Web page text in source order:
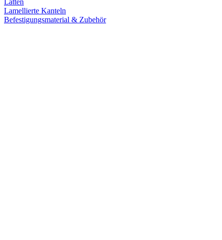
Latten
Lamellierte Kanteln
Befestigungsmaterial & Zubehör